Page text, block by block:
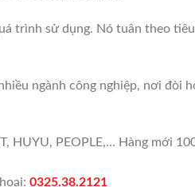
trình sử dụng. Nó tuân theo
ngành công nghiệp, nơi đòi
HUYU, PEOPLE,… Hàng mới
0325.38.2121